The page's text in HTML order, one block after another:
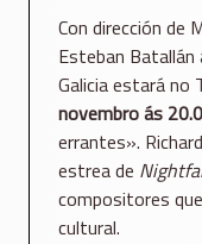
Con dirección de
Esteban Batallán
Galicia estará no
novembro ás
errantes».
estrea de
compositores
cultural.